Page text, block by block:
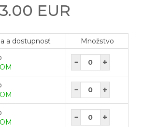
EUR
a dostupnosť Množstvo